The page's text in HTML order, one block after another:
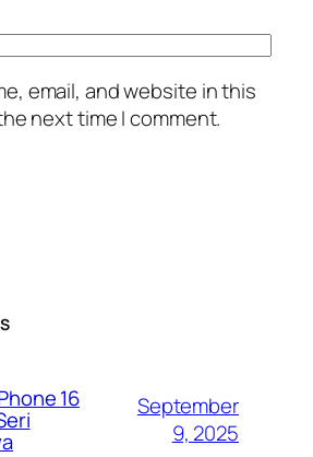
email, and website in this
next time I comment.
16
September
9, 2025